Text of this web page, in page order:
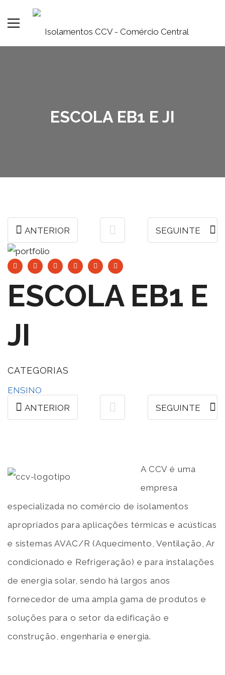
ESCOLA EB1 E JI
ANTERIOR SEGUINTE
ESCOLA EB1 E
JI
CATEGORIAS
ENSINO
ANTERIOR
SEGUINTE
A CCV é uma
empresa
especializada no comércio de isolamentos
apropriados para aplicações térmicas e acústicas
e sistemas AVAC/R (Aquecimento, Ventilação, Ar
condicionado e Refrigeração) e para instalações
de energia solar, sendo há largos anos
fornecedor de uma ampla gama de produtos e
soluções para o setor da edificação e
construção, engenharia e energia.